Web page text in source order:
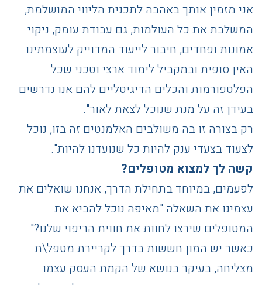
אני מזמין אותך באהבה לתכנית הליווי המושלמת,
המשלבת את כל העולמות, גם עבודת עומק, ניקוי
אמונות ופחדים, חיבור לייעוד המדוייק לעוצמתינו
האין סופית ובמקביל לימוד ארצי וטכני שכל
הפלטפורמות והכלים הדיגיטליים להם אנו נדרשים
בעידן זה על מנת שנוכל לצאת לאור".
רק בצורה זו בה משולבים האלמנטים זה בזו, נוכל
לצעוד בצעדי ענק להיות כל שנועדנו להיות".
קשה לך למצוא מטופלים?
לפעמים, במיוחד בתחילת הדרך, אנחנו שואלים את
עצמינו את השאלה "מאיפה נוכל להביא את
המטופלים שירצו לחוות את חווית הריפוי שלנו?"
כאשר יש המון חששות בדרך לקריירת מטפל\ת
מצליחה, בעיקר בנושא של הקמת העסק עצמו